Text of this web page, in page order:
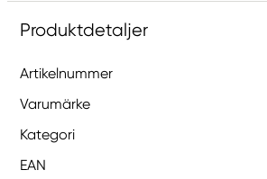
Produktdetaljer
Artikelnummer
Varumärke
Kategori
EAN